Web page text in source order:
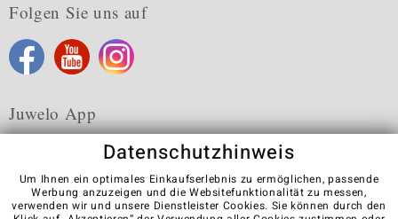
Folgen Sie uns auf
Juwelo App
Karriere AGB Datenschutz Cookies
Impressum
Datenschutzhinweis
Um Ihnen ein optimales Einkaufserlebnis zu ermöglichen, passende
Werbung anzuzeigen und die Websitefunktionalität zu messen,
verwenden wir und unsere Dienstleister Cookies. Sie können durch den